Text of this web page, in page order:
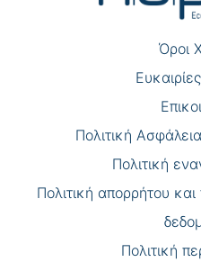
Όροι
Πολιτική
Πολιτική
Πολιτική απορρήτου
Πολιτική